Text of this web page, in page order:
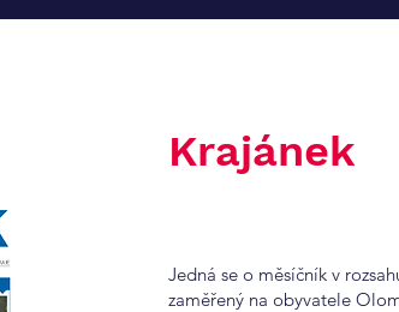
Krajánek
Jedná se o měsíčník v
zaměřený na obyvatele